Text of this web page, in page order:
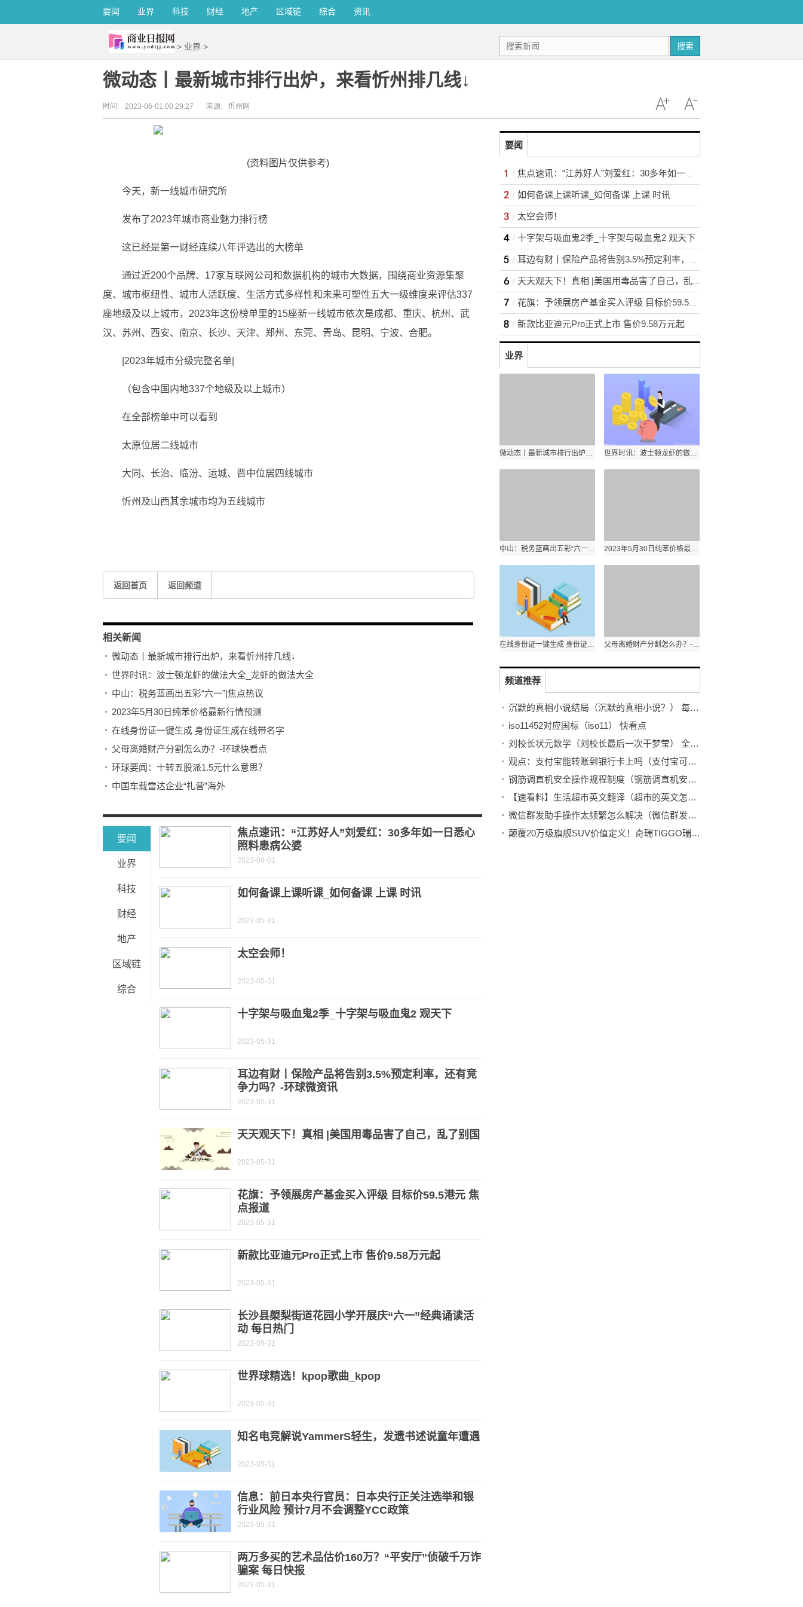
要闻 业界 科技 财经 地产 区域链 综合 资讯
> 业界 > 搜索
微动态丨最新城市排行出炉，来看忻州排几线↓
时间: 2023-06-01 00:29:27 来源: 忻州网
(资料图片仅供参考)
今天，新一线城市研究所
发布了2023年城市商业魅力排行榜
这已经是第一财经连续八年评选出的大榜单
通过近200个品牌、17家互联网公司和数据机构的城市大数据，围绕商业资源集聚
度、城市枢纽性、城市人活跃度、生活方式多样性和未来可塑性五大一级维度来评估337
座地级及以上城市，2023年这份榜单里的15座新一线城市依次是成都、重庆、杭州、武
汉、苏州、西安、南京、长沙、天津、郑州、东莞、青岛、昆明、宁波、合肥。
|2023年城市分级完整名单|
（包含中国内地337个地级及以上城市）
在全部榜单中可以看到
太原位居二线城市
大同、长治、临汾、运城、晋中位居四线城市
忻州及山西其余城市均为五线城市
返回首页 返回频道
相关新闻
微动态丨最新城市排行出炉，来看忻州排几线↓
世界时讯：波士顿龙虾的做法大全_龙虾的做法大全
中山：税务蓝画出五彩“六一”|焦点热议
2023年5月30日纯苯价格最新行情预测
在线身份证一键生成 身份证生成在线带名字
父母离婚财产分割怎么办？-环球快看点
环球要闻：十转五股派1.5元什么意思？
中国车载雷达企业“扎营”海外
要闻
业界
科技
财经
地产
区域链
综合
焦点速讯：“江苏好人”刘爱红：30多年如一日悉心
照料患病公婆
2023-06-01
如何备课上课听课_如何备课 上课 时讯
2023-05-31
太空会师！
2023-05-31
十字架与吸血鬼2季_十字架与吸血鬼2 观天下
2023-05-31
耳边有财丨保险产品将告别3.5%预定利率，还有竞
争力吗？-环球微资讯
2023-05-31
天天观天下！真相 |美国用毒品害了自己，乱了别国
2023-05-31
花旗：予领展房产基金买入评级 目标价59.5港元 焦
点报道
2023-05-31
新款比亚迪元Pro正式上市 售价9.58万元起
2023-05-31
长沙县㮾梨街道花园小学开展庆“六一”经典诵读活
动 每日热门
2023-05-31
世界球精选！kpop歌曲_kpop
2023-05-31
知名电竞解说YammerS轻生，发遗书述说童年遭遇
2023-05-31
信息：前日本央行官员：日本央行正关注选举和银
行业风险 预计7月不会调整YCC政策
2023-05-31
两万多买的艺术品估价160万？“平安厅”侦破千万诈
骗案 每日快报
2023-05-31
要闻
焦点速讯：“江苏好人”刘爱红：30多年如一日悉心照料患病公婆
如何备课上课听课_如何备课 上课 时讯
太空会师！
十字架与吸血鬼2季_十字架与吸血鬼2 观天下
耳边有财丨保险产品将告别3.5%预定利率，还有竞争力吗？-环球微资讯
天天观天下！真相 |美国用毒品害了自己，乱了别国
花旗：予领展房产基金买入评级 目标价59.5港元 焦点报道
新款比亚迪元Pro正式上市 售价9.58万元起
业界
微动态丨最新城市排行出炉，来看忻州排几线↓ 世界时讯：波士顿龙虾的做法大全_龙虾的做法大全
中山：税务蓝画出五彩“六一”|焦点热议 2023年5月30日纯苯价格最新行情预测
在线身份证一键生成 身份证生成在线带名字 父母离婚财产分割怎么办？-环球快看点
频道推荐
沉默的真相小说结局（沉默的真相小说？） 每日快讯
iso11452对应国标（iso11） 快看点
刘校长状元数学（刘校长最后一次干梦莹） 全球资讯
观点：支付宝能转账到银行卡上吗（支付宝可以转账到银行卡吗）
钢筋调直机安全操作规程制度（钢筋调直机安全操作规程）_当前短讯
【速看料】生活超市英文翻译（超市的英文怎么读）
微信群发助手操作太频繁怎么解决（微信群发助手操作太频繁怎么办）_世界热点评
颠覆20万级旗舰SUV价值定义！奇瑞TIGGO瑞虎9豪华登场，将舒适进行到底